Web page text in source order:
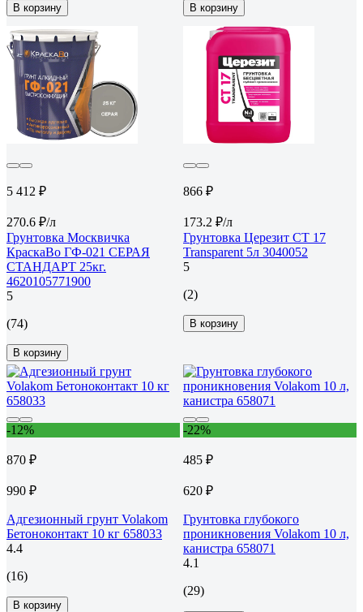
В корзину В корзину
5 412 ₽
270.6 ₽/л
Грунтовка Москвичка
КраскаВо ГФ-021 СЕРАЯ
СТАНДАРТ 25кг.
4620105771900
5
(74)
В корзину
866 ₽
173.2 ₽/л
Грунтовка Церезит CT 17
Transparent 5л 3040052
5
(2)
В корзину
-12%
870 ₽
990 ₽
Адгезионный грунт Volakom
Бетоноконтакт 10 кг 658033
4.4
(16)
В корзину
-22%
485 ₽
620 ₽
Грунтовка глубокого
проникновения Volakom 10 л,
канистра 658071
4.1
(29)